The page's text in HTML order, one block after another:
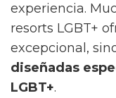
experiencia.
resorts LGBT+
excepcional,
diseñadas
LGBT+.